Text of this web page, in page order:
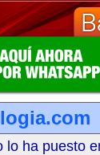
lo ha puesto